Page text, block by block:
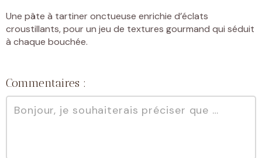
Une pâte à tartiner onctueuse enrichie d’éclats
croustillants, pour un jeu de textures gourmand qui séduit
à chaque bouchée.
Commentaires :